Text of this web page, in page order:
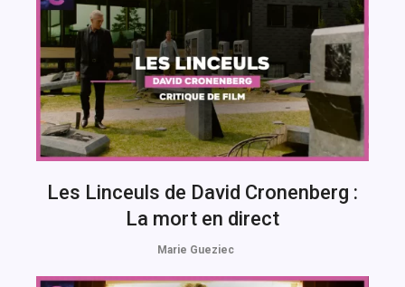
Les Linceuls de David Cronenberg :
La mort en direct
Marie Gueziec